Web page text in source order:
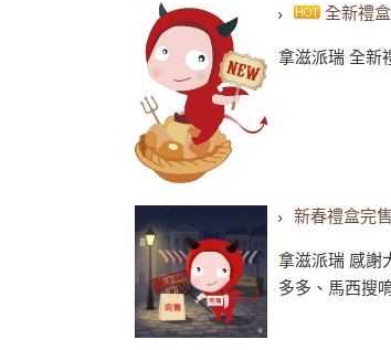
全新禮
拿滋派瑞 全新
新春禮盒完
拿滋派瑞 感謝
多多、馬西搜